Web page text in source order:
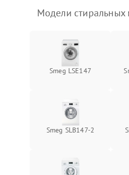
Модели
Smeg LSE147
Smeg SLB147-2